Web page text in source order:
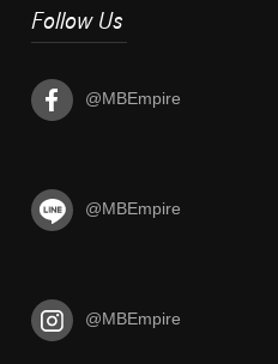
Follow Us
@MBEmpire
@MBEmpire
@MBEmpire